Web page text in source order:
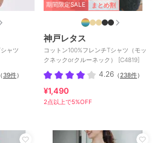
ャツ
（39件）
期間限定SALE まとめ割
神戸レタス
コットン100%フレンチTシャツ（モッ
クネックorクルーネック） [C4819]
4.26 （238件）
¥1,490
2点以上で5%OFF